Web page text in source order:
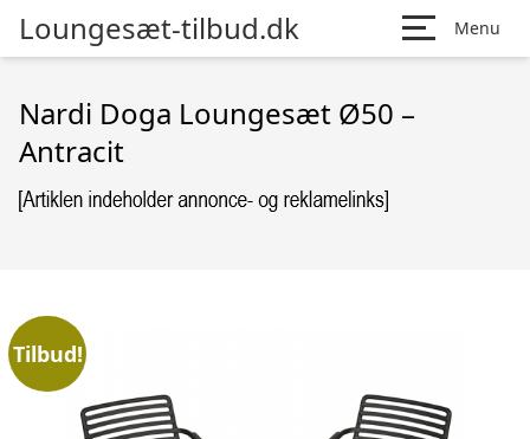
Loungesæt-tilbud.dk Menu
Nardi Doga Loungesæt Ø50 –
Antracit
Tilbud!